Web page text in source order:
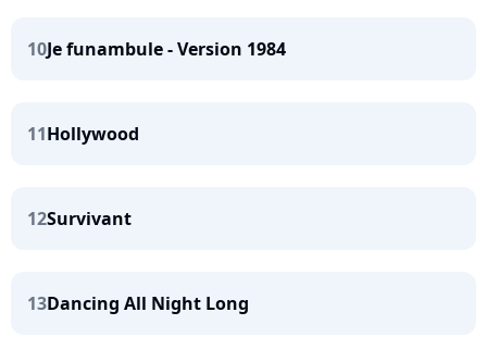
10Je funambule - Version 1984
11Hollywood
12Survivant
13Dancing All Night Long